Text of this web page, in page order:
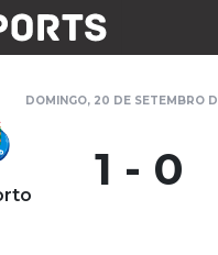
DOMINGO, 20 DE SETEMBRO
1 - 0